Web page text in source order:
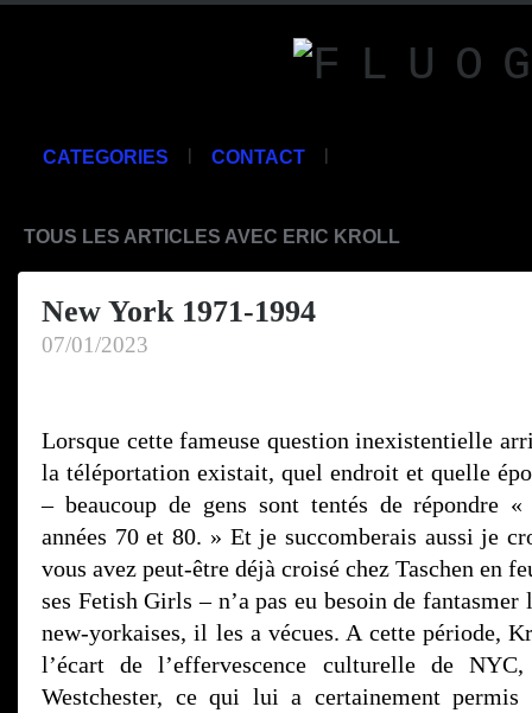
CATEGORIES | CONTACT |
TOUS LES ARTICLES AVEC ERIC KROLL
New York 1971-1994
07/01/2023
Lorsque cette fameuse question inexistentielle
la téléportation existait, quel endroit et quelle
– beaucoup de gens sont tentés de répondre
années 70 et 80. » Et je succomberais aussi je
vous avez peut-être déjà croisé chez Taschen en
ses Fetish Girls – n’a pas eu besoin de fantasmer
new-yorkaises, il les a vécues. A cette période,
l’écart de l’effervescence culturelle de
Westchester, ce qui lui a certainement permis